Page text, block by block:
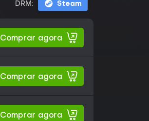
DRM: Steam
Comprar agora
Comprar agora
Comprar agora